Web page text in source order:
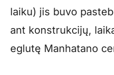
laiku) jis buvo
ant konstrukcijų,
eglutę Manhatano